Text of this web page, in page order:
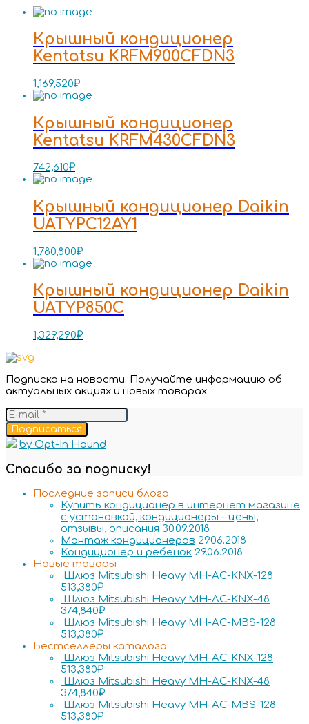
Крышный кондиционер
Kentatsu KRFM900CFDN3
1,169,520₽
Крышный кондиционер
Kentatsu KRFM430CFDN3
742,610₽
Крышный кондиционер Daikin
UATYPC12AY1
1,780,800₽
Крышный кондиционер Daikin
UATYP850C
1,329,290₽
Подписка на новости. Получайте информацию об
актуальных акциях и новых товарах.
Подписаться
by Opt-In Hound
Спасибо за подписку!
Последние записи блога
Купить кондиционер в интернет магазине
с установкой, кондиционеры – цены,
отзывы, описания 30.09.2018
Монтаж кондиционеров 29.06.2018
Кондиционер и ребенок 29.06.2018
Новые товары
Шлюз Mitsubishi Heavy MH-AC-KNX-128
513,380₽
Шлюз Mitsubishi Heavy MH-AC-KNX-48
374,840₽
Шлюз Mitsubishi Heavy MH-AC-MBS-128
513,380₽
Бестселлеры каталога
Шлюз Mitsubishi Heavy MH-AC-KNX-128
513,380₽
Шлюз Mitsubishi Heavy MH-AC-KNX-48
374,840₽
Шлюз Mitsubishi Heavy MH-AC-MBS-128
513,380₽